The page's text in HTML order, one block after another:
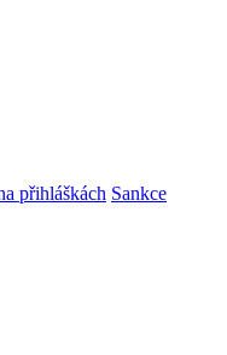
přihláškách Sankce